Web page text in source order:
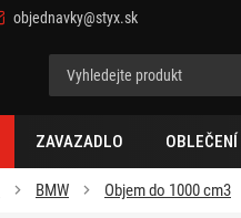
objednavky@styx.sk
ZAVAZADLO OBLEČENÍ
BMW Objem do 1000 cm3